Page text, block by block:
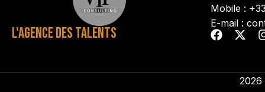
L'AGENCE DES TALENTS
Mobile :
E-mail :